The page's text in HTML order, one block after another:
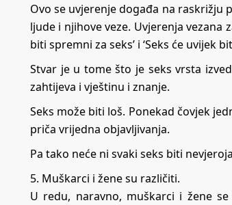
Ovo se uvjerenje događa na
ljude i njihove veze. Uvjerenja
biti spremni za seks’ i ‘Seks će uvijek
Stvar je u tome što je seks vrsta
zahtijeva i vještinu i znanje.
Seks može biti loš. Ponekad čovjek
priča vrijedna objavljivanja.
Pa tako neće ni svaki seks biti
5. Muškarci i žene su različiti.
U redu, naravno, muškarci i žene